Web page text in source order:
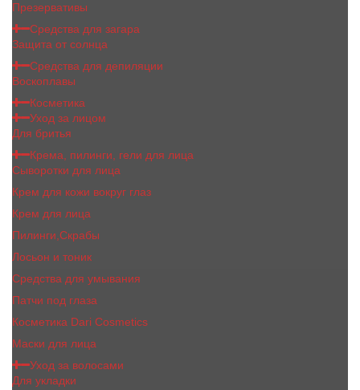
Презервативы
Средства для загара
Защита от солнца
Средства для депиляции
Воскоплавы
Косметика
Уход за лицом
Для бритья
Крема, пилинги, гели для лица
Сыворотки для лица
Крем для кожи вокруг глаз
Крем для лица
Пилинги,Скрабы
Лосьон и тоник
Средства для умывания
Патчи под глаза
Косметика Dari Cosmetics
Маски для лица
Уход за волосами
Для укладки